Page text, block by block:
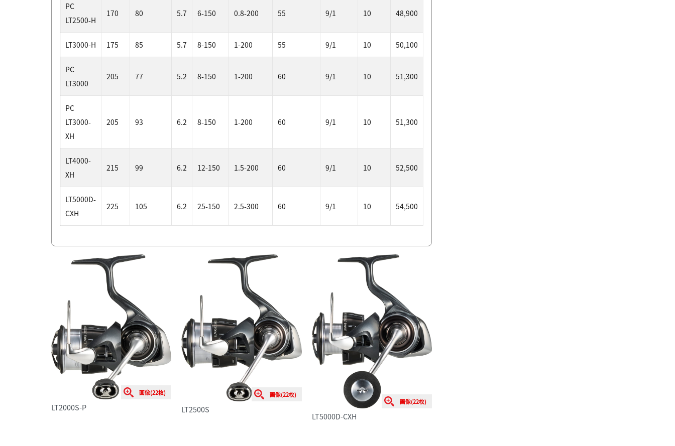
PC
LT2500-H
170 80 5.7 6-150 0.8-200 55 9/1 10 48,900
LT3000-H 175 85 5.7 8-150 1-200 55 9/1 10 50,100
PC
LT3000
205 77 5.2 8-150 1-200 60 9/1 10 51,300
PC
LT3000-
XH
205 93 6.2 8-150 1-200 60 9/1 10 51,300
LT4000-
XH
215 99 6.2 12-150 1.5-200 60 9/1 10 52,500
LT5000D-
CXH
225 105 6.2 25-150 2.5-300 60 9/1 10 54,500
画像(22枚)
LT2000S-P
画像(22枚)
LT2500S
画像(22枚)
LT5000D-CXH